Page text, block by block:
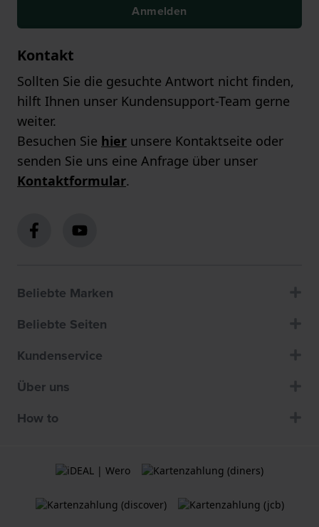
Anmelden
Kontakt
Sollten Sie die gesuchte Antwort nicht finden,
hilft Ihnen unser Kundensupport-Team gerne
weiter.
Besuchen Sie hier unsere Kontaktseite oder
senden Sie uns eine Anfrage über unser
Kontaktformular.
Beliebte Marken
Beliebte Seiten
Kundenservice
Über uns
How to